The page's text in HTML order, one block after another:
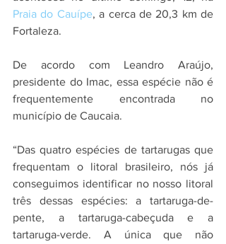
Praia do Cauípe, a cerca de 20,3 km de
Fortaleza.
De acordo com Leandro Araújo,
presidente do Imac, essa espécie não é
frequentemente encontrada no
município de Caucaia.
“Das quatro espécies de tartarugas que
frequentam o litoral brasileiro, nós já
conseguimos identificar no nosso litoral
três dessas espécies: a tartaruga-de-
pente, a tartaruga-cabeçuda e a
tartaruga-verde. A única que não